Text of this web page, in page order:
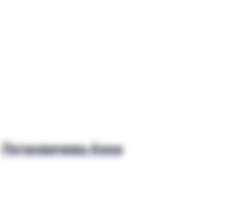
Петровичева Анна